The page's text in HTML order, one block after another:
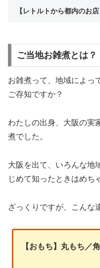
【レトルトから都内のお
ご当地お雑煮とは？
お雑煮って、地域によっ
ご存知ですか？
わたしの出身、大阪の実
煮でした。
大阪を出て、いろんな地
じめて知ったときはめち
ざっくりですが、こんな
【おもち】丸もち／